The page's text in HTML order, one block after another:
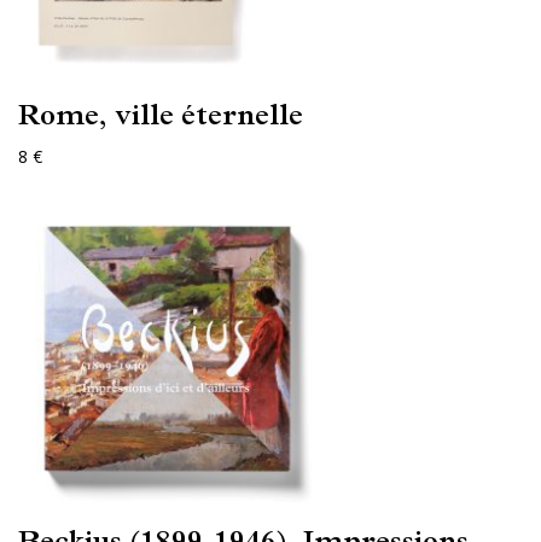
Rome, ville éternelle
8 €